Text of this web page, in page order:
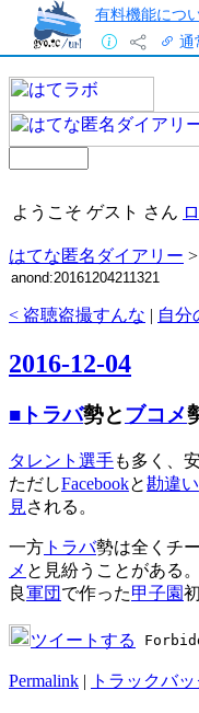
有料機能につ
通